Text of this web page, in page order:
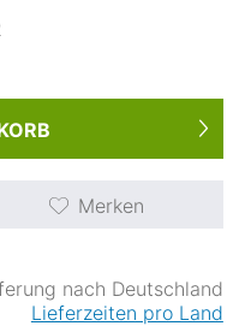
Merken
nach Deutschland
Lieferzeiten pro Land